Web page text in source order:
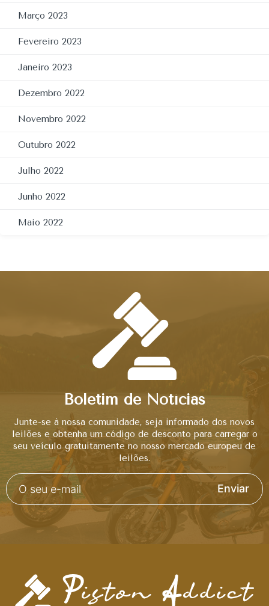
Março 2023
Fevereiro 2023
Janeiro 2023
Dezembro 2022
Novembro 2022
Outubro 2022
Julho 2022
Junho 2022
Maio 2022
Boletim de Notícias
Junte-se à nossa comunidade, seja informado dos novos
leilões e obtenha um código de desconto para carregar o
seu veículo gratuitamente no nosso mercado europeu de
leilões.
Enviar